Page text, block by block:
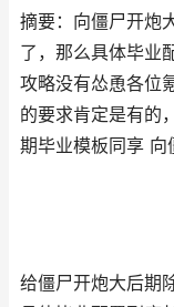
摘要：向僵尸开炮
了，那么具体毕业
攻略没有怂恿各位
的要求肯定是有的
期毕业模板同享 向
给僵尸开炮大后期